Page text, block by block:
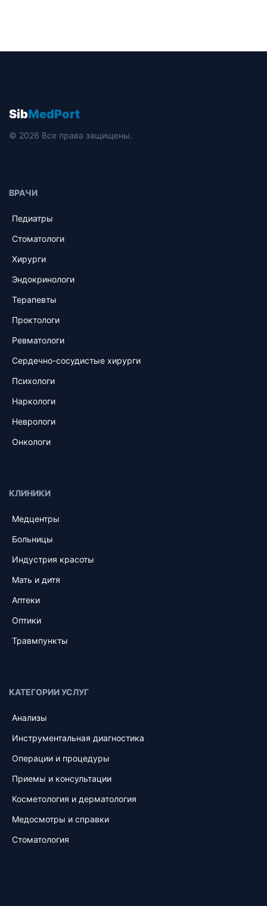
SibMedPort
© 2026 Все права защищены.
ВРАЧИ
Педиатры
Стоматологи
Хирурги
Эндокринологи
Терапевты
Проктологи
Ревматологи
Сердечно-сосудистые хирурги
Психологи
Наркологи
Неврологи
Онкологи
КЛИНИКИ
Медцентры
Больницы
Индустрия красоты
Мать и дитя
Аптеки
Оптики
Травмпункты
КАТЕГОРИИ УСЛУГ
Анализы
Инструментальная диагностика
Операции и процедуры
Приемы и консультации
Косметология и дерматология
Медосмотры и справки
Стоматология